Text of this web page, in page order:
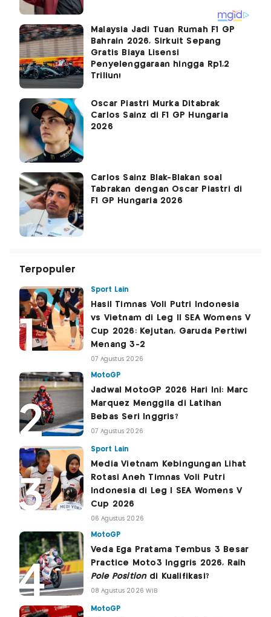
Malaysia Jadi Tuan Rumah F1 GP
Bahrain 2026, Sirkuit Sepang
Gratis Biaya Lisensi
Penyelenggaraan hingga Rp1,2
Triliun!
Oscar Piastri Murka Ditabrak
Carlos Sainz di F1 GP Hungaria
2026
Carlos Sainz Blak-Blakan soal
Tabrakan dengan Oscar Piastri di
F1 GP Hungaria 2026
Terpopuler
Sport Lain
Hasil Timnas Voli Putri Indonesia
vs Vietnam di Leg II SEA Womens V
Cup 2026: Kejutan, Garuda Pertiwi
Menang 3-2
07 Agustus 2026
MotoGP
Jadwal MotoGP 2026 Hari Ini: Marc
Marquez Menggila di Latihan
Bebas Seri Inggris?
07 Agustus 2026
Sport Lain
Media Vietnam Kebingungan Lihat
Rotasi Aneh Timnas Voli Putri
Indonesia di Leg I SEA Womens V
Cup 2026
06 Agustus 2026
MotoGP
Veda Ega Pratama Tembus 3 Besar
Practice Moto3 Inggris 2026, Raih
Pole Positiondi Kualifikasi?
08 Agustus 2026 WIB
MotoGP